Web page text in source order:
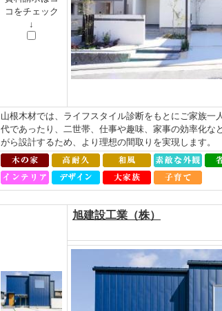
コをチェック
↓
山根木材では、ライフスタイル診断をもとにご家族
代であったり、二世帯、仕事や趣味、家事の効率化
がら設計するため、より理想の間取りを実現します。
旭建設工業（株）